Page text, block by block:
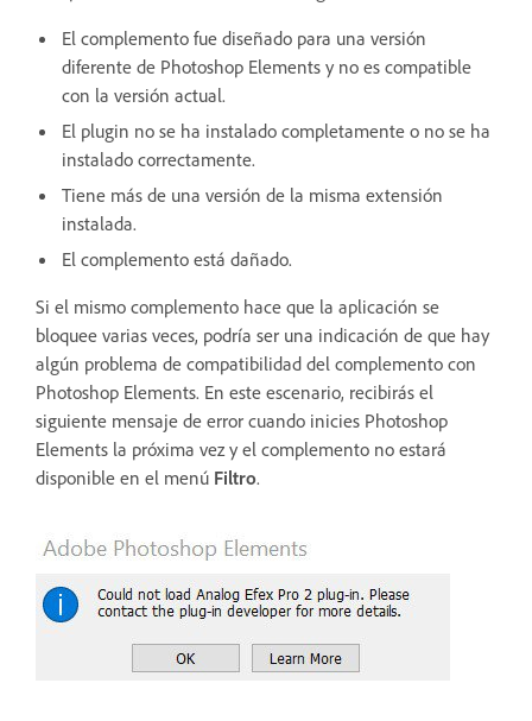
El complemento fue diseñado para una versión
diferente de Photoshop Elements y no es compatible
con la versión actual.
El plugin no se ha instalado completamente o no se ha
instalado correctamente.
Tiene más de una versión de la misma extensión
instalada.
El complemento está dañado.
Si el mismo complemento hace que la aplicación se
bloquee varias veces, podría ser una indicación de que hay
algún problema de compatibilidad del complemento con
Photoshop Elements. En este escenario, recibirás el
siguiente mensaje de error cuando inicies Photoshop
Elements la próxima vez y el complemento no estará
disponible en el menú Filtro.